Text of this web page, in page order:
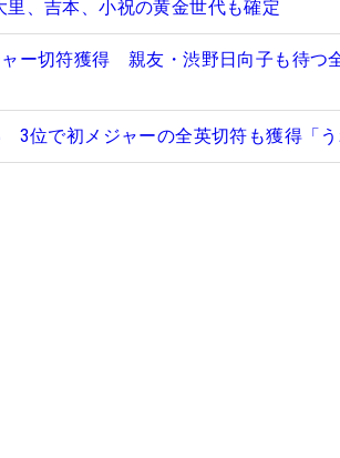
、吉本、小祝の黄金世代も確定
ー切符獲得 親友・渋野日向子も待つ
位で初メジャーの全英切符も獲得「う